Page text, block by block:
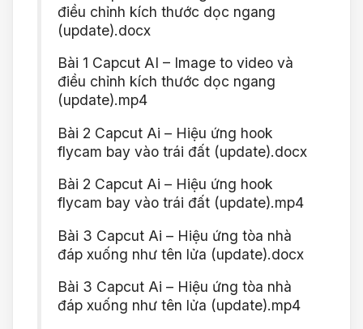
điều chỉnh kích thước dọc ngang
(update).docx
Bài 1 Capcut AI – Image to video và
điều chỉnh kích thước dọc ngang
(update).mp4
Bài 2 Capcut Ai – Hiệu ứng hook
flycam bay vào trái đất (update).docx
Bài 2 Capcut Ai – Hiệu ứng hook
flycam bay vào trái đất (update).mp4
Bài 3 Capcut Ai – Hiệu ứng tòa nhà
đáp xuống như tên lửa (update).docx
Bài 3 Capcut Ai – Hiệu ứng tòa nhà
đáp xuống như tên lửa (update).mp4